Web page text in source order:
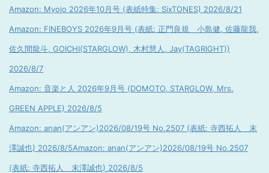
Amazon: Myojo 2026年10月号 (表紙特集: SixTONES) 2026/8/21
Amazon: FINEBOYS 2026年9月号 (表紙: 正門良規 小島健, 佐藤龍我,
佐久間龍斗, GOICHI(STARGLOW), 木村慧人, Jay(TAGRIGHT))
2026/8/7
Amazon: 音楽と人 2026年9月号 (DOMOTO, STARGLOW, Mrs.
GREEN APPLE) 2026/8/5
Amazon: anan(アンアン)2026/08/19号 No.2507 (表紙: 寺西拓人 末
澤誠也) 2026/8/5Amazon: anan(アンアン)2026/08/19号 No.2507
(表紙: 寺西拓人 末澤誠也) 2026/8/5